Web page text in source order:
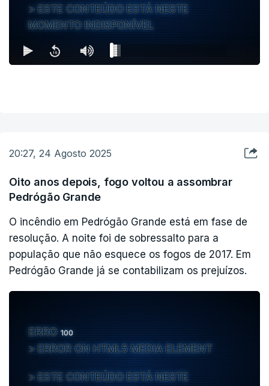
ESTE CONTEÚDO ESTÁ NESTE
MOMENTO INDISPONÍVEL
20:27, 24 Agosto 2025
Oito anos depois, fogo voltou a assombrar
Pedrógão Grande
O incêndio em Pedrógão Grande está em fase de
resolução. A noite foi de sobressalto para a
população que não esquece os fogos de 2017. Em
Pedrógão Grande já se contabilizam os prejuízos.
ERRO100
ERROR ON HTML5 MEDIA ELEMENT
ESTE CONTEÚDO ESTÁ NESTE